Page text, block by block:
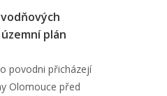
plán
povodni přicházejí
Olomouce před